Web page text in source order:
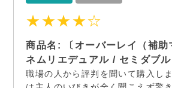
★★★★☆
商品名: 〔オーバーレイ（補助
ネムリエデュアル / セミダブ
職場の人から評判を聞いて購入し